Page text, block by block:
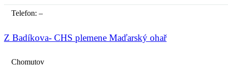
Telefon: –
Z Badíkova- CHS plemene Maďarský ohař
Chomutov